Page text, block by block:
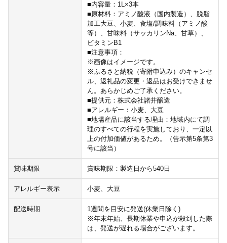
■内容量：1L×3本
■原材料：アミノ酸液（国内製造）、脱脂
加工大豆、小麦、食塩/調味料（アミノ酸
等）、甘味料（サッカリンNa、甘草）、
ビタミンB1
■注意事項：
※画像はイメージです。
※ふるさと納税（寄附申込み）のキャンセ
ル、返礼品の変更・返品はお受けできませ
ん。あらかじめご了承ください。
■提供元：株式会社諸井醸造
■アレルギー：小麦、大豆
■地場産品に該当する理由：地域内にて調
理のすべての行程を実施しており、一定以
上の付加価値があるため。（告示第5条第3
号に該当）
賞味期限 賞味期限：製造日から540日
アレルギー表示 小麦、大豆
配送時期
1週間を目安に発送(休業日除く)
※年末年始、長期休業や申込が殺到した際
は、発送が遅れる場合がございます。